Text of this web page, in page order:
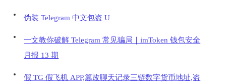
伪装 Telegram 中文包盗 U
一文教你破解 Telegram 常见骗局｜imToken 钱包安全
月报 13 期
假 TG 假飞机 APP,篡改聊天记录三链数字货币地址,盗